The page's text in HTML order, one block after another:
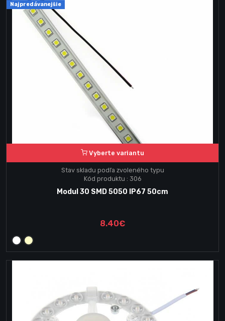
Najpredávanejšie
Vyberte variantu
Stav skladu podľa zvoleného typu
Kód produktu : 306
Modul 30 SMD 5050 IP67 50cm
8.40€